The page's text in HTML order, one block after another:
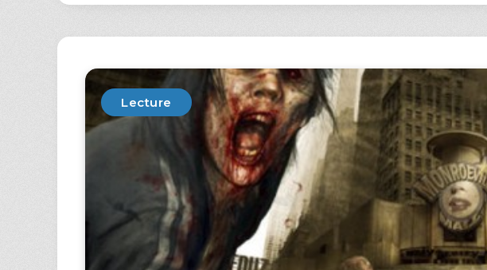
Lecture